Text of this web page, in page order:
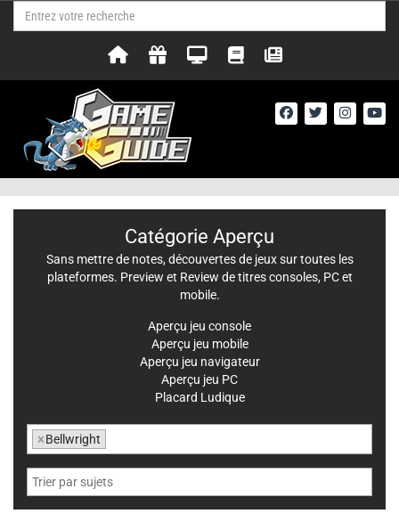
Catégorie Aperçu
Sans mettre de notes, découvertes de jeux sur toutes les
plateformes. Preview et Review de titres consoles, PC et
mobile.
Aperçu jeu console
Aperçu jeu mobile
Aperçu jeu navigateur
Aperçu jeu PC
Placard Ludique
×Bellwright